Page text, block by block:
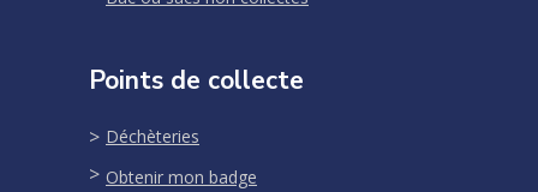
Points de collecte
Déchèteries
Obtenir mon badge